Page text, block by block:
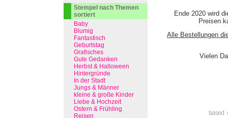
Ende 2020 wird
Preisen
Alle Bestellungen
Vielen
Stempel nach Themen
sortiert
Baby
Blumig
Fantastisch
Geburtstag
Grafisches
Gute Gedanken
Herbst & Halloween
Hintergründe
In der Stadt
Jungs & Männer
kleine & große Kinder
Liebe & Hochzeit
Ostern & Frühling
Reisen